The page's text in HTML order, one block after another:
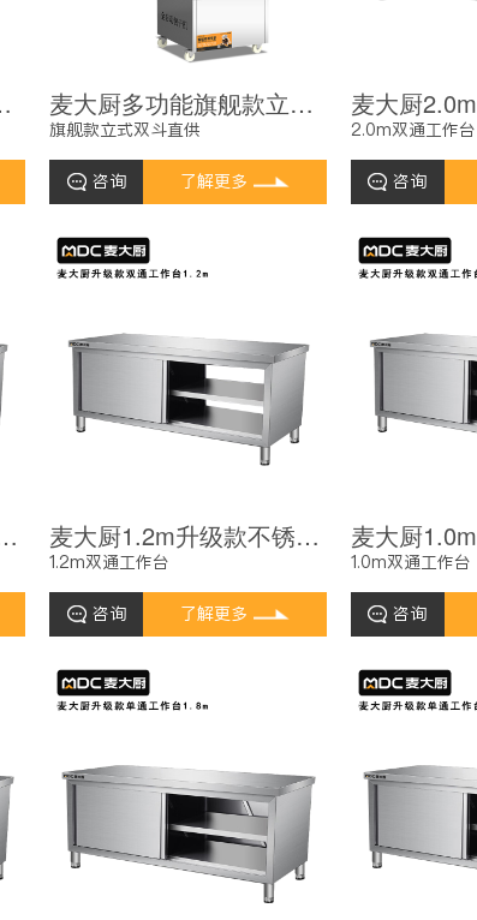
子机1.75kw 麦大厨多功能旗舰款立式双斗直供数控包子机3.5kw
旗舰款立式双斗直供
咨询 了解更多
2.0m双通工作台
咨询
工作台双通工作台带靠背 麦大厨1.2m升级款不锈钢工作台双通工作台带靠背
1.2m双通工作台
咨询 了解更多
1.0m双通工作台
咨询